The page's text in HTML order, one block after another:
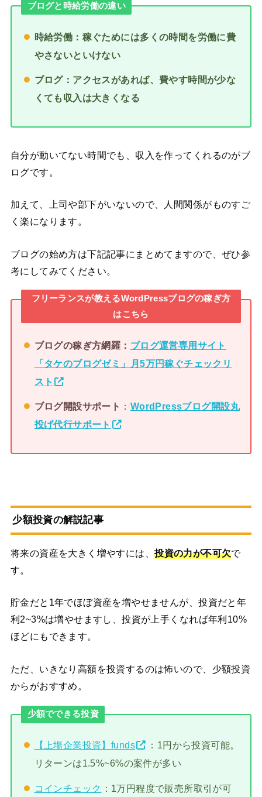
ブログと時給労働の違い
時給労働：稼ぐためには多くの時間を労働に費
やさないといけない
ブログ：アクセスがあれば、費やす時間が少な
くても収入は大きくなる
自分が動いてない時間でも、収入を作ってくれるのがブ
ログです。
加えて、上司や部下がいないので、人間関係がものすご
く楽になります。
ブログの始め方は下記記事にまとめてますので、ぜひ参
考にしてみてください。
フリーランスが教えるWordPressブログの稼ぎ方
はこちら
ブログの稼ぎ方網羅： ブログ運営専用サイト
「タケのブログゼミ」月5万円稼ぐチェックリ
スト
ブログ開設サポート ： WordPressブログ開設丸
投げ代行サポート
少額投資の解説記事
将来の資産を大きく増やすには、投資の力が不可欠で
す。
貯金だと1年でほぼ資産を増やせませんが、投資だと年
利2~3%は増やせますし、投資が上手くなれば年利10%
ほどにもできます。
ただ、いきなり高額を投資するのは怖いので、少額投資
からがおすすめ。
少額でできる投資
【上場企業投資】funds
：1円から投資可能。
リターンは1.5%~6%の案件が多い
コインチェック
：1万円程度で販売所取引が可